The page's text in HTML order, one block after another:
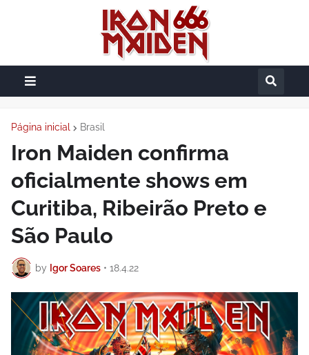
Página inicial Brasil
Iron Maiden confirma
oficialmente shows em
Curitiba, Ribeirão Preto e
São Paulo
by Igor Soares • 18.4.22